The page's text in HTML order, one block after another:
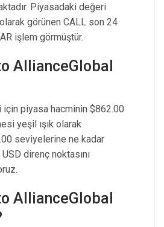
Piyasadaki değeri
olarak görünen CALL son 24
işlem görmüştür.
AllianceGlobal
için piyasa hacminin $862.00
yeşil ışık olarak
seviyelerine ne kadar
direnç noktasını
AllianceGlobal